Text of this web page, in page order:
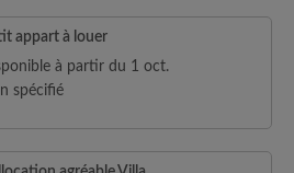
appart à louer
à partir du 1 oct.
spécifié